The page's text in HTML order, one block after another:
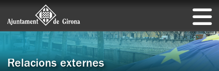
Relacions externes